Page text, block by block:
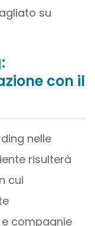
su
con il
nelle
risulterà
cui
compagnie